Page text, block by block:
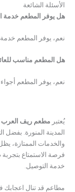
الأسئلة الشائعة
هل يوفر المطعم خدمة
نعم، يوفر المطعم خدمة
هل المطعم مناسب
نعم، يوفر المطعم
يُعتبر مطعم ريف العرب
المدينة المنورة. بفضل
والخدمات الممتازة،
فرصة الاستمتاع
خدمة التوصيل.
مطاعم قد تنال اعجابك